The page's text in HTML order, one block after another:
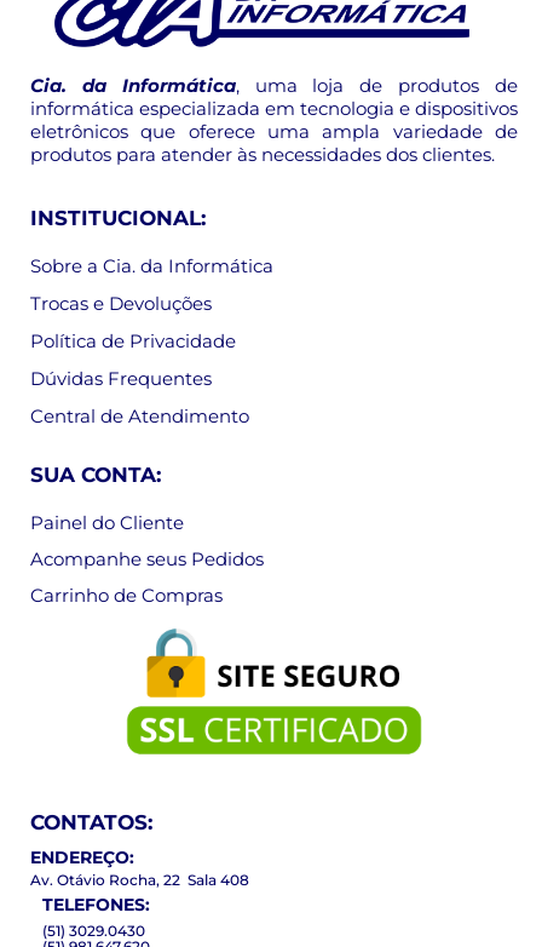
Cia. da Informática, uma loja de produtos de
informática especializada em tecnologia e dispositivos
eletrônicos que oferece uma ampla variedade de
produtos para atender às necessidades dos clientes.
INSTITUCIONAL:
Sobre a Cia. da Informática
Trocas e Devoluções
Política de Privacidade
Dúvidas Frequentes
Central de Atendimento
SUA CONTA:
Painel do Cliente
Acompanhe seus Pedidos
Carrinho de Compras
CONTATOS:
ENDEREÇO:
Av. Otávio Rocha, 22 Sala 408
TELEFONES:
(51) 3029.0430